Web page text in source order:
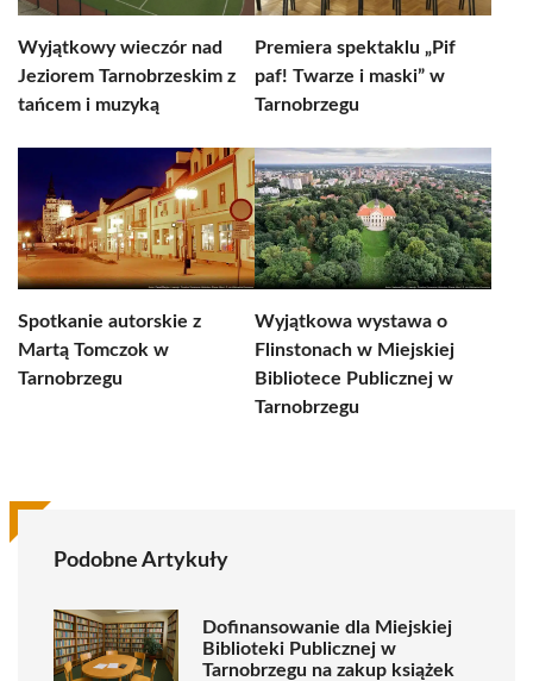
Wyjątkowy wieczór nad
Jeziorem Tarnobrzeskim z
tańcem i muzyką
Premiera spektaklu „Pif
paf! Twarze i maski” w
Tarnobrzegu
Spotkanie autorskie z
Martą Tomczok w
Tarnobrzegu
Wyjątkowa wystawa o
Flinstonach w Miejskiej
Bibliotece Publicznej w
Tarnobrzegu
Podobne Artykuły
Dofinansowanie dla Miejskiej
Biblioteki Publicznej w
Tarnobrzegu na zakup książek